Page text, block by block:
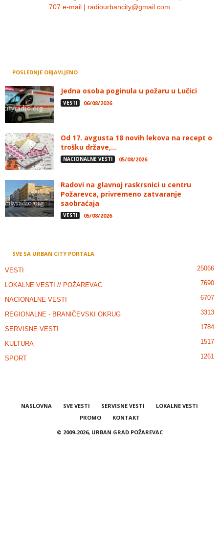
707 e-mail | radiourbancity@gmail.com
POSLEDNJE OBJAVLJENO
Jedna osoba poginula u požaru u Lučici
VESTI 06/08/2026
Od 17. avgusta 18 novih lekova na recept o
trošku države,...
NACIONALNE VESTI 05/08/2026
Radovi na glavnoj raskrsnici u centru
Požarevca, privremeno zatvaranje
saobraćaja
VESTI 05/08/2026
SVE SA URBAN CITY PORTALA
VESTI 25066
LOKALNE VESTI // POŽAREVAC 7690
NACIONALNE VESTI 6707
REGIONALNE - BRANIČEVSKI OKRUG 3313
SERVISNE VESTI 1784
KULTURA 1517
SPORT 1261
NASLOVNA SVE VESTI SERVISNE VESTI
LOKALNE VESTI
PROMO
KONTAKT
© 2009-2026, URBAN GRAD POŽAREVAC